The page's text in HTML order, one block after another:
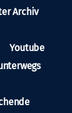
Archiv
Youtube